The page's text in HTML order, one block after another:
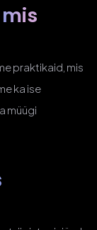
praktikaid, mis
ka ise
müügi